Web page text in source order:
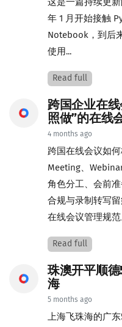
这是一篇持续更
年 1 月开始接触
Notebook，到后
使用...
Read full
跨国企业在
照做”的在线
4 months ago
跨国在线会议如
Meeting、
角色分工、会前
合规与录制转写
在线会议管理规范
Read full
珠澳开平顺
海
5 months ago
上海飞珠海的广